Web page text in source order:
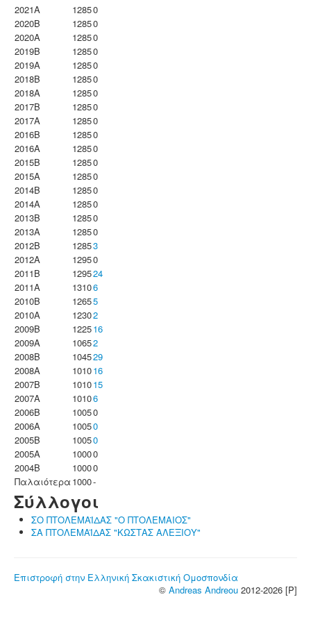
2021A
12850
2020B
12850
2020A
12850
2019B
12850
2019A
12850
2018B
12850
2018A
12850
2017B
12850
2017A
12850
2016B
12850
2016A
12850
2015B
12850
2015A
12850
2014B
12850
2014A
12850
2013B
12850
2013A
12850
2012B
12853
2012A
12950
2011B
129524
2011A
13106
2010B
12655
2010A
12302
2009B
122516
2009A
10652
2008B
104529
2008A
101016
2007B
101015
2007A
10106
2006B
10050
2006A
10050
2005B
10050
2005A
10000
2004B
10000
Παλαιότερα 1000-
Σύλλογοι
ΣΟ ΠΤΟΛΕΜΑΪΔΑΣ "Ο ΠΤΟΛΕΜΑΙΟΣ"
ΣΑ ΠΤΟΛΕΜΑΪΔΑΣ "ΚΩΣΤΑΣ ΑΛΕΞΙΟΥ"
Επιστροφή στην Ελληνική Σκακιστική Ομοσπονδία
© Andreas Andreou 2012-2026 [P]